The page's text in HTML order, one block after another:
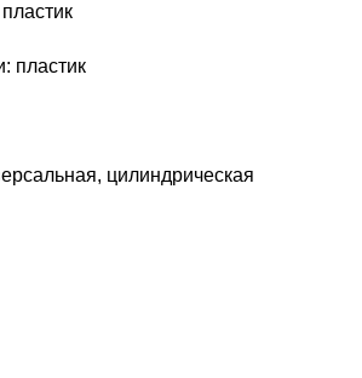
пластик
цилиндрическая